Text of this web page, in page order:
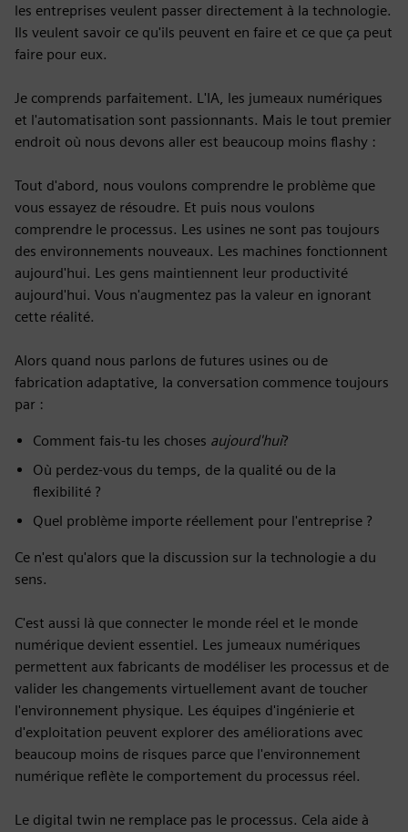
les entreprises veulent passer directement à la technologie.
Ils veulent savoir ce qu'ils peuvent en faire et ce que ça peut
faire pour eux.
Je comprends parfaitement. L'IA, les jumeaux numériques
et l'automatisation sont passionnants. Mais le tout premier
endroit où nous devons aller est beaucoup moins flashy :
Tout d'abord, nous voulons comprendre le problème que
vous essayez de résoudre. Et puis nous voulons
comprendre le processus. Les usines ne sont pas toujours
des environnements nouveaux. Les machines fonctionnent
aujourd'hui. Les gens maintiennent leur productivité
aujourd'hui. Vous n'augmentez pas la valeur en ignorant
cette réalité.
Alors quand nous parlons de futures usines ou de
fabrication adaptative, la conversation commence toujours
par :
Comment fais-tu les choses aujourd'hui?
Où perdez-vous du temps, de la qualité ou de la
flexibilité ?
Quel problème importe réellement pour l'entreprise ?
Ce n'est qu'alors que la discussion sur la technologie a du
sens.
C'est aussi là que connecter le monde réel et le monde
numérique devient essentiel. Les jumeaux numériques
permettent aux fabricants de modéliser les processus et de
valider les changements virtuellement avant de toucher
l'environnement physique. Les équipes d'ingénierie et
d'exploitation peuvent explorer des améliorations avec
beaucoup moins de risques parce que l'environnement
numérique reflète le comportement du processus réel.
Le digital twin ne remplace pas le processus. Cela aide à